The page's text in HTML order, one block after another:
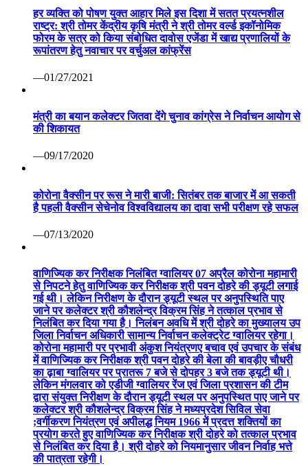
हर व्यक्ति को पोषण युक्त आहार मिले इस दिशा में सतत प्रयत्नशील
राष्ट्र: श्री तोमर केंद्रीय कृषि मंत्री ने श्री तोमर वर्ल्ड इकॉनोमिक
फोरम के सत्र को किया संबोधित दावोस एजेंडा में खाद्य प्रणालियों के
रूपांतरण हेतु नवाचार पर वर्चुअल कांफ्रेंस
—01/27/2021
मंत्री का बयान कलेक्टर जितवा देंगे चुनाव कांग्रेस ने निर्वाचन आयोग से
की शिकायत
—09/17/2020
कोरोना वैक्सीन पर रूस ने मारी बाजी: सितंबर तक बाजार में आ सकती
है पहली वैक्सीन सेचेनोव विश्वविद्यालय का दावा सभी परीक्षण रहे सफल
—07/13/2020
वाणिज्यिक कर निरीक्षक निलंबित ग्वालियर 07 अप्रैल कोरोना महामारी
से निपटने हेतु वाणिज्यिक कर निरीक्षक श्री पवन दोहरे की ड्यूटी लगाई
गई थी। लेकिन निरीक्षण के दौरान ड्यूटी स्थल पर अनुपस्थिति पाए
जाने पर कलेक्टर श्री कौशलेन्द्र विक्रम सिंह ने तत्काल प्रभाव से
निलंबित कर दिया गया है। निलंबन अवधि में श्री दोहरे का मुख्यालय उप
जिला निर्वाचन अधिकारी सामान्य निर्वाचन कलेक्ट्रेट ग्वालियर रहेगा।
कोरोना महामारी पर प्रभावी अंकुश नियंत्रणए बचाव एवं उपचार के संबंध
में वाणिज्यिक कर निरीक्षक श्री पवन दोहरे की बेला की बावड़ीए चौधरी
का ढ़ाबा ग्वालियर पर प्रातरू 7 बजे से दोपहर 3 बजे तक ड्यूटी थी।
लेकिन मंगलवार को एडीजी ग्वालियर रेंज एवं जिला प्रशासन की टीम
द्वारा संयुक्त निरीक्षण के दौरान ड्यूटी स्थल पर अनुपस्थित पाए जाने पर
कलेक्टर श्री कौशलेन्द्र विक्रम सिंह ने मध्यप्रदेश सिविल सेवा
;वर्गीकरण नियंत्रण एवं अपीलद्ध नियम 1966 में प्रदत्त शक्तियों का
प्रयोग करते हुए वाणिज्यिक कर निरीक्षक श्री दोहरे को तत्काल प्रभाव
से निलंबित कर दिया है। श्री दोहरे को नियमानुसार जीवन निर्वाह भत्ते
की पात्रता रहेगी।